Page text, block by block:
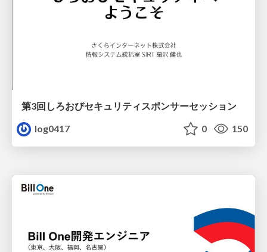
第3回しろおびセキュリティスポンサーセッション
log0417
0 150